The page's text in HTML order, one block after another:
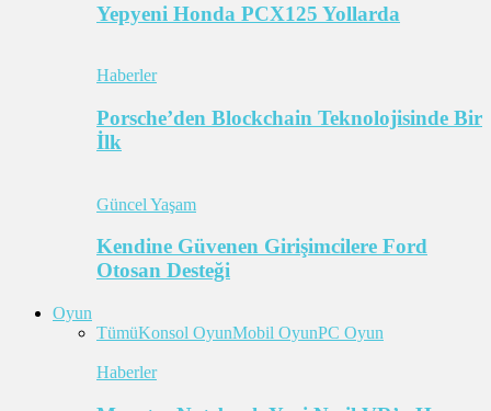
Yepyeni Honda PCX125 Yollarda
Haberler
Porsche’den Blockchain Teknolojisinde Bir
İlk
Güncel Yaşam
Kendine Güvenen Girişimcilere Ford
Otosan Desteği
Oyun
TümüKonsol OyunMobil OyunPC Oyun
Haberler